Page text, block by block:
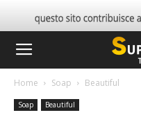
Home Soap Beautiful
Soap Beautiful